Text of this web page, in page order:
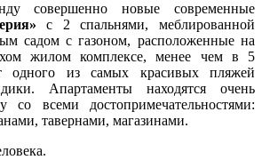
совершенно новые современные
с 2 спальнями, меблированной
садом с газоном, расположенные на
жилом комплексе, менее чем в 5
одного из самых красивых пляжей
Апартаменты находятся очень
со всеми достопримечательностями:
тавернами, магазинами.